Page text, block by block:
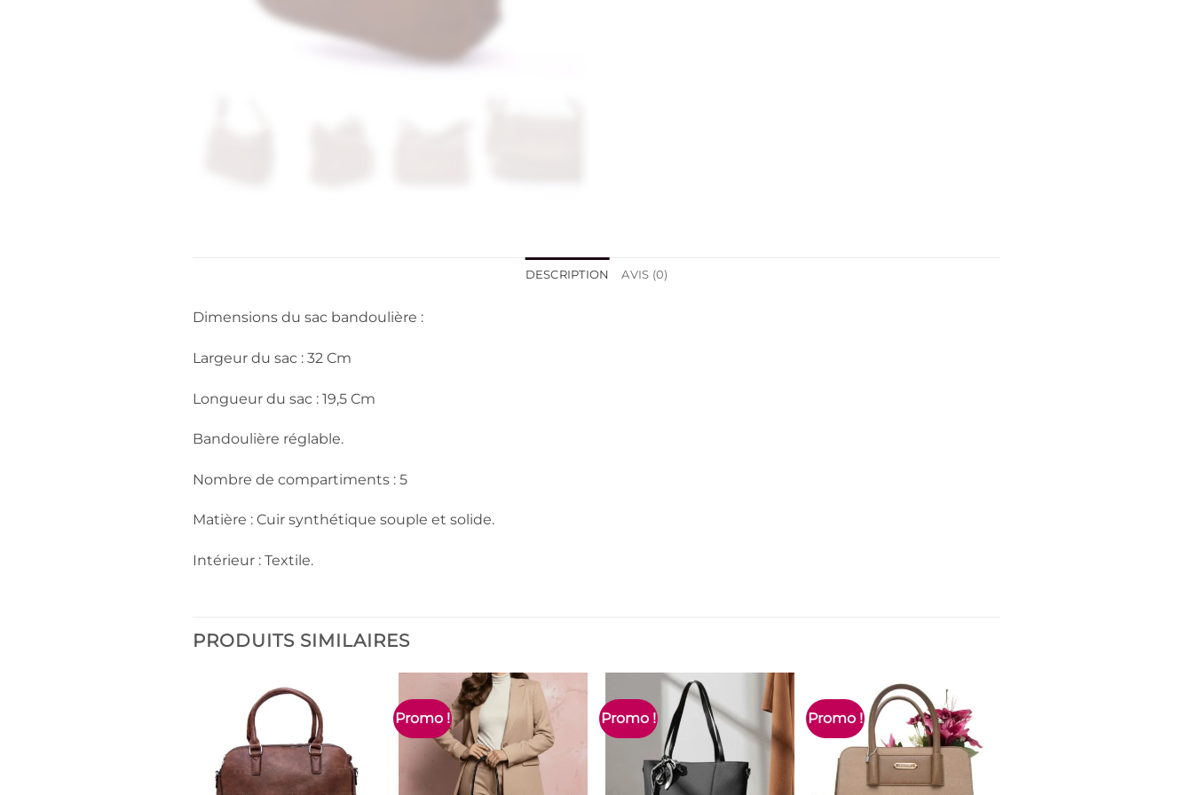
DESCRIPTION AVIS (0)
Dimensions du sac bandoulière :
Largeur du sac : 32 Cm
Longueur du sac : 19,5 Cm
Bandoulière réglable.
Nombre de compartiments : 5
Matière : Cuir synthétique souple et solide.
Intérieur : Textile.
PRODUITS SIMILAIRES
Promo ! Promo ! Promo !